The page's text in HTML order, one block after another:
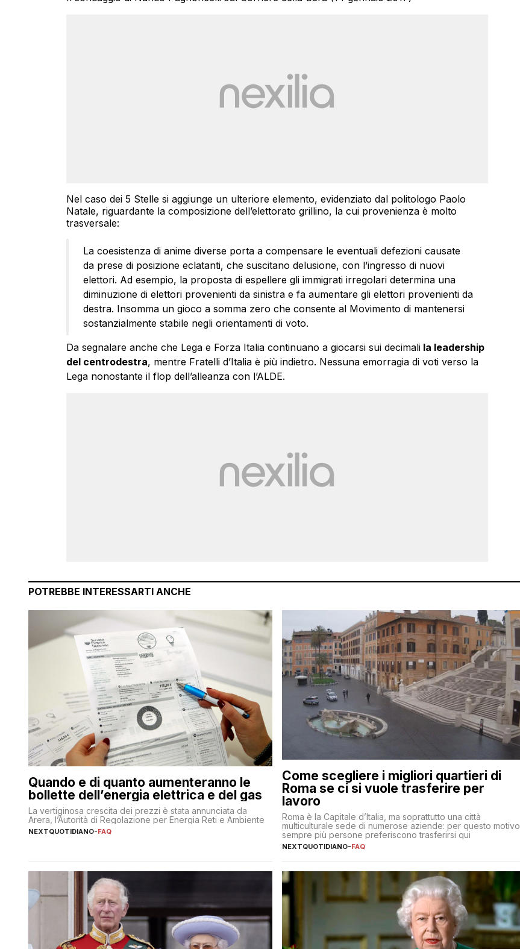
Nel caso dei 5 Stelle si aggiunge un ulteriore elemento, evidenziato dal politologo Paolo
Natale, riguardante la composizione dell’elettorato grillino, la cui provenienza è molto
trasversale:
La coesistenza di anime diverse porta a compensare le eventuali defezioni causate
da prese di posizione eclatanti, che suscitano delusione, con l’ingresso di nuovi
elettori. Ad esempio, la proposta di espellere gli immigrati irregolari determina una
diminuzione di elettori provenienti da sinistra e fa aumentare gli elettori provenienti da
destra. Insomma un gioco a somma zero che consente al Movimento di mantenersi
sostanzialmente stabile negli orientamenti di voto.
Da segnalare anche che Lega e Forza Italia continuano a giocarsi sui decimalila leadership
del centrodestra, mentre Fratelli d’Italia è più indietro. Nessuna emorragia di voti verso la
Lega nonostante il flop dell’alleanza con l’ALDE.
POTREBBE INTERESSARTI ANCHE
Quando e di quanto aumenteranno le
bollette dell’energia elettrica e del gas
La vertiginosa crescita dei prezzi è stata annunciata da
Arera, l’Autorità di Regolazione per Energia Reti e Ambiente
NEXTQUOTIDIANO-FAQ
Come scegliere i migliori quartieri di
Roma se ci si vuole trasferire per
lavoro
Roma è la Capitale d’Italia, ma soprattutto una città
multiculturale sede di numerose aziende: per questo motivo
sempre più persone preferiscono trasferirsi qui
NEXTQUOTIDIANO-FAQ